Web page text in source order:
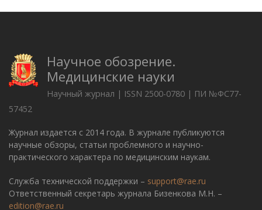
Научное обозрение.
Медицинские науки
Научный журнал | ISSN 2500-0780 | ПИ №ФС77-
57452
Журнал издается с 2014 года. В журнале публикуются
научные обзоры, статьи проблемного и научно-
практического характера по медицинским наукам.
Служба технической поддержки – support@rae.ru
Ответственный секретарь журнала Бизенкова М.Н. –
edition@rae.ru